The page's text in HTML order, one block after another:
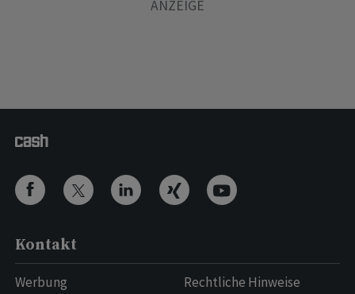
Kontakt
Werbung
Rechtliche Hinweise